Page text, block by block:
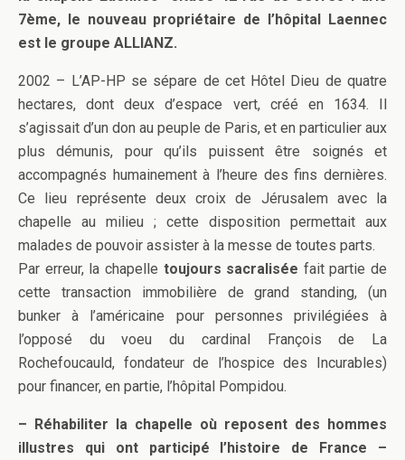
7ème, le nouveau propriétaire de l’hôpital Laennec
est le groupe ALLIANZ.
2002 – L’AP-HP se sépare de cet Hôtel Dieu de quatre
hectares, dont deux d’espace vert, créé en 1634. Il
s’agissait d’un don au peuple de Paris, et en particulier aux
plus démunis, pour qu’ils puissent être soignés et
accompagnés humainement à l’heure des fins dernières.
Ce lieu représente deux croix de Jérusalem avec la
chapelle au milieu ; cette disposition permettait aux
malades de pouvoir assister à la messe de toutes parts.
Par erreur, la chapelle toujours sacralisée fait partie de
cette transaction immobilière de grand standing, (un
bunker à l’américaine pour personnes privilégiées à
l’opposé du voeu du cardinal François de La
Rochefoucauld, fondateur de l’hospice des Incurables)
pour financer, en partie, l’hôpital Pompidou.
– Réhabiliter la chapelle où reposent des hommes
illustres qui ont participé l’histoire de France –